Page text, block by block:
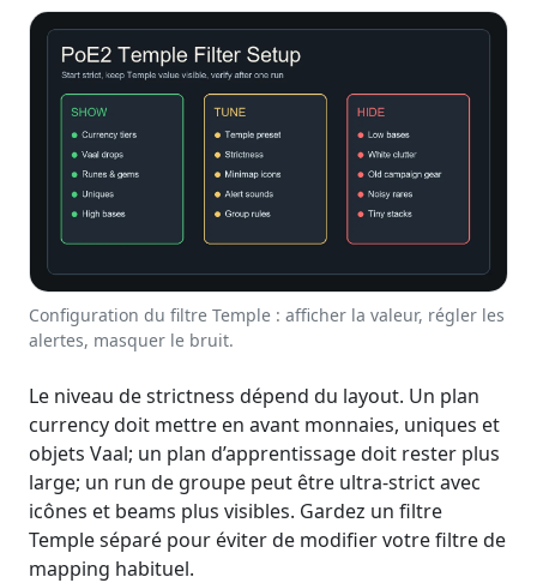
Configuration du filtre Temple : afficher la valeur, régler les
alertes, masquer le bruit.
Le niveau de strictness dépend du layout. Un plan
currency doit mettre en avant monnaies, uniques et
objets Vaal; un plan d’apprentissage doit rester plus
large; un run de groupe peut être ultra-strict avec
icônes et beams plus visibles. Gardez un filtre
Temple séparé pour éviter de modifier votre filtre de
mapping habituel.